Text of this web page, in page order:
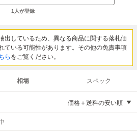
1 人が登録
出しているため、異なる商品に関する落札価
ている可能性があります。その他の免責事項
ら をご覧ください。
相場 スペック
価格＋送料の安い順